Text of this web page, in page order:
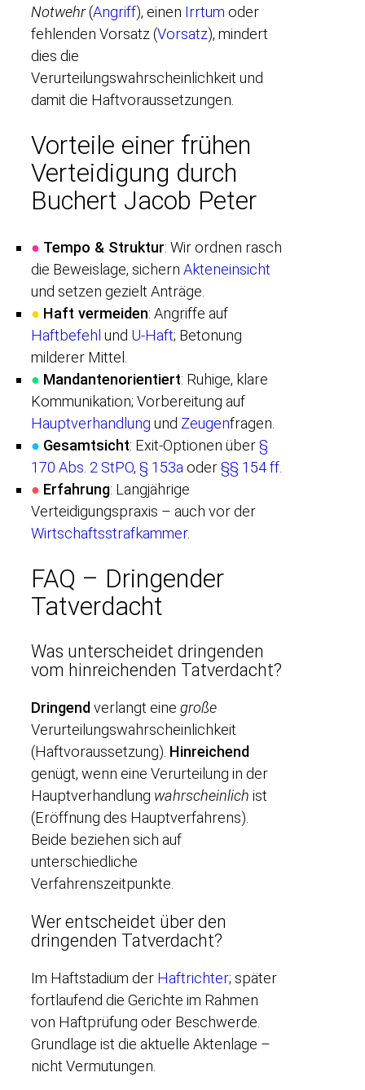
Notwehr(Angriff), einen Irrtum oder
fehlenden Vorsatz (Vorsatz), mindert
dies die
Verurteilungswahrscheinlichkeit und
damit die Haftvoraussetzungen.
Vorteile einer frühen
Verteidigung durch
Buchert Jacob Peter
● Tempo & Struktur: Wir ordnen rasch
die Beweislage, sichern Akteneinsicht
und setzen gezielt Anträge.
● Haft vermeiden: Angriffe auf
Haftbefehl und U-Haft; Betonung
milderer Mittel.
● Mandantenorientiert: Ruhige, klare
Kommunikation; Vorbereitung auf
Hauptverhandlung und Zeugenfragen.
● Gesamtsicht: Exit-Optionen über§
170 Abs. 2 StPO, § 153a oder§§ 154 ff.
● Erfahrung: Langjährige
Verteidigungspraxis – auch vor der
Wirtschaftsstrafkammer.
FAQ – Dringender
Tatverdacht
Was unterscheidet dringenden
vom hinreichenden Tatverdacht?
Dringend verlangt eine große
Verurteilungswahrscheinlichkeit
(Haftvoraussetzung). Hinreichend
genügt, wenn eine Verurteilung in der
Hauptverhandlung wahrscheinlich ist
(Eröffnung des Hauptverfahrens).
Beide beziehen sich auf
unterschiedliche
Verfahrenszeitpunkte.
Wer entscheidet über den
dringenden Tatverdacht?
Im Haftstadium der Haftrichter; später
fortlaufend die Gerichte im Rahmen
von Haftprüfung oder Beschwerde.
Grundlage ist die aktuelle Aktenlage –
nicht Vermutungen.